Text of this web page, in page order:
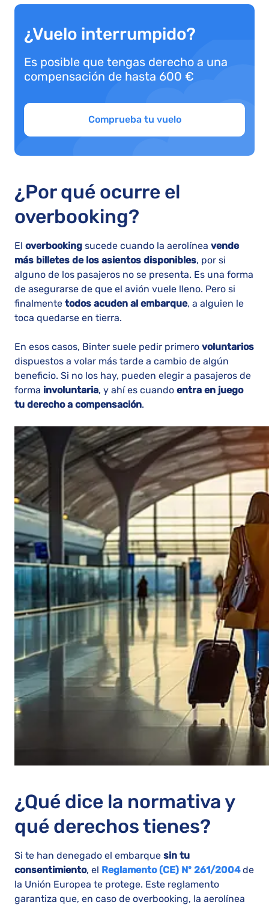
¿Vuelo interrumpido?
Es posible que tengas derecho a una
compensación de hasta 600 €
Comprueba tu vuelo
¿Por qué ocurre el
overbooking?
El overbooking sucede cuando la aerolínea vende
más billetes de los asientos disponibles, por si
alguno de los pasajeros no se presenta. Es una forma
de asegurarse de que el avión vuele lleno. Pero si
finalmente todos acuden al embarque, a alguien le
toca quedarse en tierra.
En esos casos, Binter suele pedir primero voluntarios
dispuestos a volar más tarde a cambio de algún
beneficio. Si no los hay, pueden elegir a pasajeros de
forma involuntaria, y ahí es cuando entra en juego
tu derecho a compensación.
¿Qué dice la normativa y
qué derechos tienes?
Si te han denegado el embarque sin tu
consentimiento, el Reglamento (CE) Nº 261/2004de
la Unión Europea te protege. Este reglamento
garantiza que, en caso de overbooking, la aerolínea